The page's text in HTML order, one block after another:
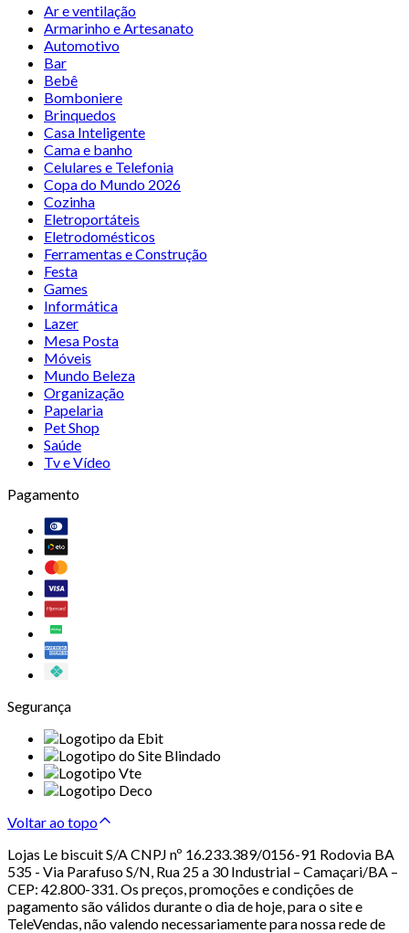
Ar e ventilação
Armarinho e Artesanato
Automotivo
Bar
Bebê
Bomboniere
Brinquedos
Casa Inteligente
Cama e banho
Celulares e Telefonia
Copa do Mundo 2026
Cozinha
Eletroportáteis
Eletrodomésticos
Ferramentas e Construção
Festa
Games
Informática
Lazer
Mesa Posta
Móveis
Mundo Beleza
Organização
Papelaria
Pet Shop
Saúde
Tv e Vídeo
Pagamento
Segurança
Voltar ao topo
Lojas Le biscuit S/A CNPJ nº 16.233.389/0156-91 Rodovia BA
535 - Via Parafuso S/N, Rua 25 a 30 Industrial – Camaçari/BA –
CEP: 42.800-331. Os preços, promoções e condições de
pagamento são válidos durante o dia de hoje, para o site e
TeleVendas, não valendo necessariamente para nossa rede de